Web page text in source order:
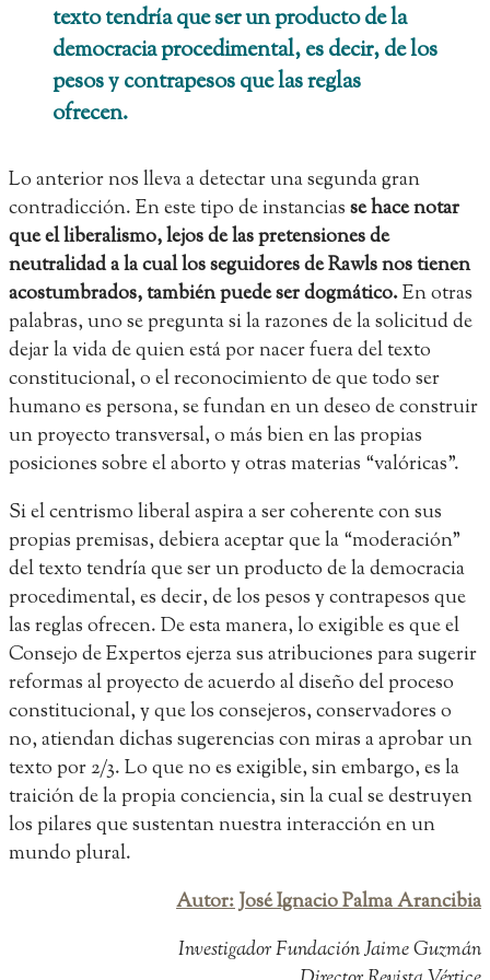
texto tendría que ser un producto de la
democracia procedimental, es decir, de los
pesos y contrapesos que las reglas
ofrecen.
Lo anterior nos lleva a detectar una segunda gran
contradicción. En este tipo de instanciasse hace notar
que el liberalismo, lejos de las pretensiones de
neutralidad a la cual los seguidores de Rawls nos tienen
acostumbrados, también puede ser dogmático.En otras
palabras, uno se pregunta si la razones de la solicitud de
dejar la vida de quien está por nacer fuera del texto
constitucional, o el reconocimiento de que todo ser
humano es persona, se fundan en un deseo de construir
un proyecto transversal, o más bien en las propias
posiciones sobre el aborto y otras materias “valóricas”.
Si el centrismo liberal aspira a ser coherente con sus
propias premisas, debiera aceptar que la “moderación”
del texto tendría que ser un producto de la democracia
procedimental, es decir, de los pesos y contrapesos que
las reglas ofrecen. De esta manera, lo exigible es que el
Consejo de Expertos ejerza sus atribuciones para sugerir
reformas al proyecto de acuerdo al diseño del proceso
constitucional, y que los consejeros, conservadores o
no, atiendan dichas sugerencias con miras a aprobar un
texto por 2/3. Lo que no es exigible, sin embargo, es la
traición de la propia conciencia, sin la cual se destruyen
los pilares que sustentan nuestra interacción en un
mundo plural.
Autor: José Ignacio Palma Arancibia
Investigador Fundación Jaime Guzmán